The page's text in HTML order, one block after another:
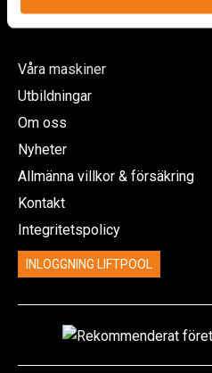
Information
Våra maskiner
Utbildningar
Om oss
Nyheter
Allmänna villkor & försäkring
Kontakt
Integritetspolicy
INLOGGNING LIFTPOOL